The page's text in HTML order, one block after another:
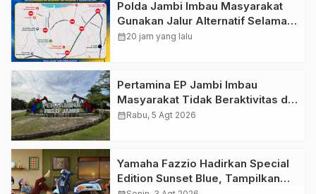
Polda Jambi Imbau Masyarakat
Gunakan Jalur Alternatif Selama
Pelaksanaan Presisi Merdeka Run
calendar_month20 jam yang lalu
Pertamina EP Jambi Imbau
Masyarakat Tidak Beraktivitas di
Atas Jalur Pipa Migas Demi
calendar_monthRabu, 5 Agt 2026
Yamaha Fazzio Hadirkan Special
Edition Sunset Blue, Tampilkan